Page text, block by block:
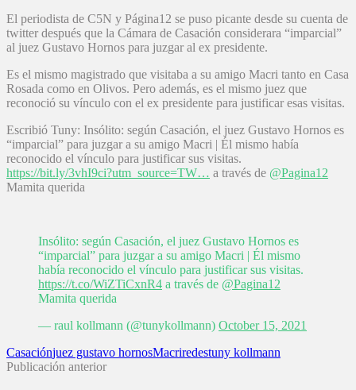
El periodista de C5N y Página12 se puso picante desde su cuenta de
twitter después que la Cámara de Casación considerara “imparcial”
al juez Gustavo Hornos para juzgar al ex presidente.
Es el mismo magistrado que visitaba a su amigo Macri tanto en Casa
Rosada como en Olivos. Pero además, es el mismo juez que
reconoció su vínculo con el ex presidente para justificar esas visitas.
Escribió Tuny: Insólito: según Casación, el juez Gustavo Hornos es
“imparcial” para juzgar a su amigo Macri | Él mismo había
reconocido el vínculo para justificar sus visitas.
https://bit.ly/3vhI9ci?utm_source=TW… a través de @Pagina12
Mamita querida
Insólito: según Casación, el juez Gustavo Hornos es
“imparcial” para juzgar a su amigo Macri | Él mismo
había reconocido el vínculo para justificar sus visitas.
https://t.co/WiZTiCxnR4 a través de @Pagina12
Mamita querida
— raul kollmann (@tunykollmann) October 15, 2021
Casaciónjuez gustavo hornosMacriredestuny kollmann
Publicación anterior